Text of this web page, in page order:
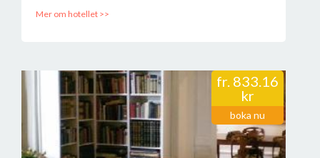
Mer om hotellet >>
fr. 833.16
kr
boka nu